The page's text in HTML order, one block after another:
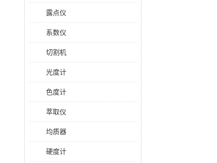
露点仪
系数仪
切割机
光度计
色度计
萃取仪
均质器
硬度计